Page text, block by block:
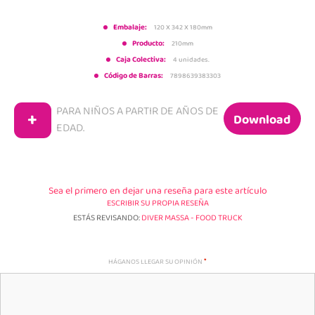
Embalaje: 120 X 342 X 180mm
Producto: 210mm
Caja Colectiva: 4 unidades.
Código de Barras: 7898639383303
+ PARA NIÑOS A PARTIR DEAÑOS DE
EDAD.
Download
Sea el primero en dejar una reseña para este artículo
ESCRIBIR SU PROPIA RESEÑA
ESTÁS REVISANDO:DIVER MASSA - FOOD TRUCK
HÁGANOS LLEGAR SU OPINIÓN